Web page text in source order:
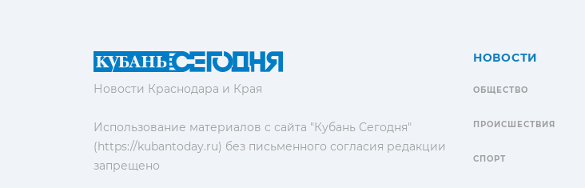
Новости Краснодара и Края
Использование материалов с сайта "Кубань Сегодня"
(https://kubantoday.ru) без письменного согласия редакции
запрещено
НОВОСТИ
ОБЩЕСТВО
ПРОИСШЕСТВИЯ
СПОРТ